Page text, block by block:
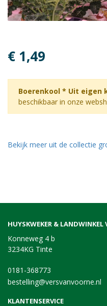
€ 1,49
Boerenkool * Uit eigen
beschikbaar in onze
Bekijk meer uit de collectie
HUYSKWEKER & LANDWINKEL
Konneweg 4 b
3234KG Tinte
0181-368773
bestelling@versvanvoorne.nl
KLANTENSERVICE